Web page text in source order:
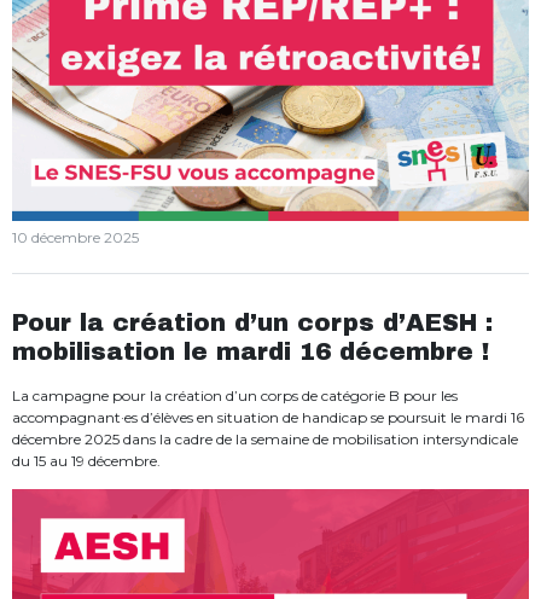
10 décembre 2025
Pour la création d’un corps d’AESH :
mobilisation le mardi 16 décembre !
La campagne pour la création d’un corps de catégorie B pour les
accompagnant·es d’élèves en situation de handicap se poursuit le mardi 16
décembre 2025 dans la cadre de la semaine de mobilisation intersyndicale
du 15 au 19 décembre.